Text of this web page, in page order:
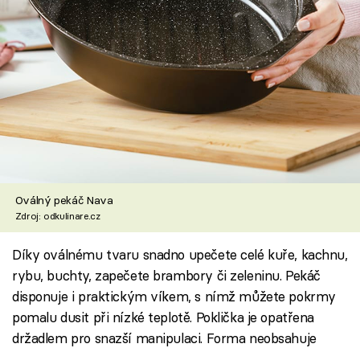
Oválný pekáč Nava
Zdroj: odkulinare.cz
Díky oválnému tvaru snadno upečete celé kuře, kachnu,
rybu, buchty, zapečete brambory či zeleninu. Pekáč
disponuje i praktickým víkem, s nímž můžete pokrmy
pomalu dusit při nízké teplotě. Poklička je opatřena
držadlem pro snazší manipulaci. Forma neobsahuje